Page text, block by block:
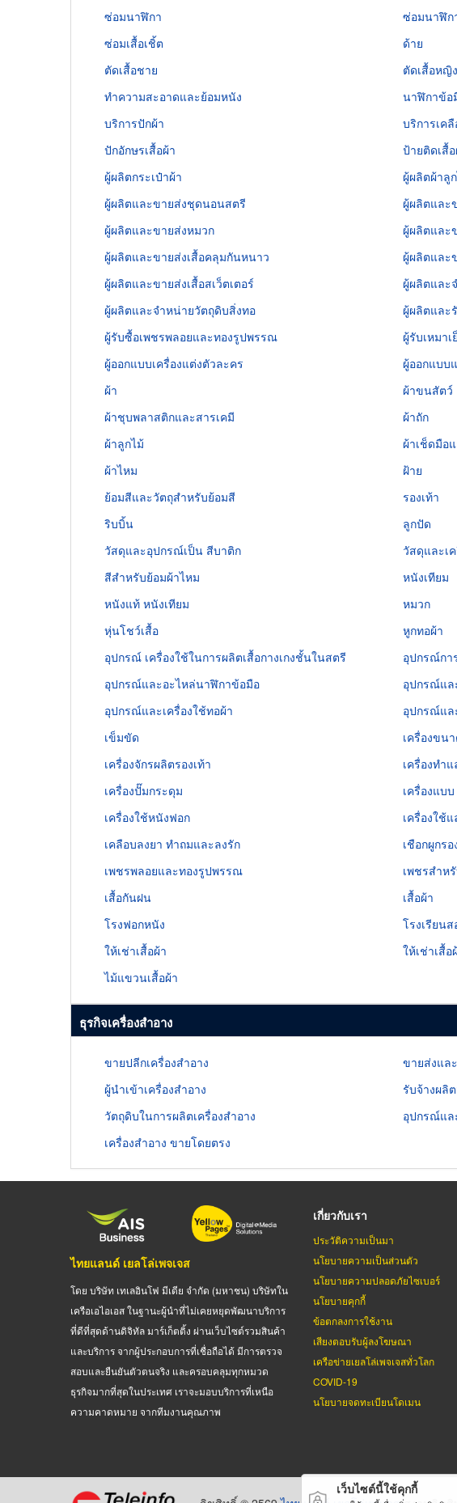
ซ่อมนาฬิกา
ซ่อมนาฬิก
ซ่อมเสื้อเชิ้ต
ด้าย
ตัดเสื้อชาย
ตัดเสื้อหญิง
ทำความสะอาดและย้อมหนัง
นาฬิกาข้อ
บริการปักผ้า
บริการเค
ปักอักษรเสื้อผ้า
ป้ายติดเสื้
ผู้ผลิตกระเป๋าผ้า
ผู้ผลิตผ้าลู
ผู้ผลิตและขายส่งชุดนอนสตรี
ผู้ผลิตแล
ผู้ผลิตและขายส่งหมวก
ผู้ผลิตและ
ผู้ผลิตและขายส่งเสื้อคลุมกันหนาว
ผู้ผลิตและ
ผู้ผลิตและขายส่งเสื้อสเว็ตเตอร์
ผู้ผลิตและ
ผู้ผลิตและจำหน่ายวัตถุดิบสิ่งทอ
ผู้ผลิตและ
ผู้รับซื้อเพชรพลอยและทองรูปพรรณ
ผู้รับเหมาเ
ผู้ออกแบบเครื่องแต่งตัวละคร
ผู้ออกแบบ
ผ้า
ผ้าขนสัตว์
ผ้าชุบพลาสติกและสารเคมี
ผ้าถัก
ผ้าลูกไม้
ผ้าเช็ดมือ
ผ้าไหม
ฝ้าย
ย้อมสีและวัตถุสำหรับย้อมสี
รองเท้า
ริบบิ้น
ลูกปัด
วัสดุและอุปกรณ์เป็น สีบาติก
วัสดุและเ
สีสำหรับย้อมผ้าไหม
หนังเทียม
หนังแท้ หนังเทียม
หมวก
หุ่นโชว์เสื้อ
หูกทอผ้า
อุปกรณ์ เครื่องใช้ในการผลิตเสื้อกางเกงชั้นในสตรี
อุปกรณ์กา
อุปกรณ์และอะไหล่นาฬิกาข้อมือ
อุปกรณ์แล
อุปกรณ์และเครื่องใช้ทอผ้า
อุปกรณ์แล
เข็มขัด
เครื่องขน
เครื่องจักรผลิตรองเท้า
เครื่องทำ
เครื่องปั๊มกระดุม
เครื่องแบ
เครื่องใช้หนังฟอก
เครื่องใช้
เคลือบลงยา ทำถมและลงรัก
เชือกผูกรอ
เพชรพลอยและทองรูปพรรณ
เพชรสำห
เสื้อกันฝน
เสื้อผ้า
โรงฟอกหนัง
โรงเรียน
ให้เช่าเสื้อผ้า
ให้เช่าเสื้
ไม้แขวนเสื้อผ้า
ธุรกิจเครื่องสำอาง
ขายปลีกเครื่องสำอาง ขายส่งแล
ผู้นำเข้าเครื่องสำอาง
รับจ้างผลิ
วัตถุดิบในการผลิตเครื่องสำอาง
อุปกรณ์แล
เครื่องสำอาง ขายโดยตรง
ไทยแลนด์ เยลโล่เพจเจส
โดย บริษัท เทเลอินโฟ มีเดีย จำกัด (มหาชน) บริษัทใน
เครือเอไอเอส ในฐานะผู้นำที่ไม่เคยหยุดพัฒนาบริการ
ที่ดีที่สุดด้านดิจิทัล มาร์เก็ตติ้ง ผ่านเว็บไซต์รวมสินค้า
และบริการ จากผู้ประกอบการที่เชื่อถือได้ มีการตรวจ
สอบและยืนยันตัวตนจริง และครอบคลุมทุกหมวด
ธุรกิจมากที่สุดในประเทศ เราจะมอบบริการที่เหนือ
ความคาดหมาย จากทีมงานคุณภาพ
เกี่ยวกับเรา
ประวัติความเป็นมา
นโยบายความเป็นส่วนตัว
นโยบายความปลอดภัยไซเบอร์
นโยบายคุกกี้
ข้อตกลงการใช้งาน
เสียงตอบรับผู้ลงโฆษณา
เครือข่ายเยลโล่เพจเจสทั่วโลก
COVID-19
นโยบายจดทะเบียนโดเมน
เว็บไซต์นี้ใช้คุกกี้